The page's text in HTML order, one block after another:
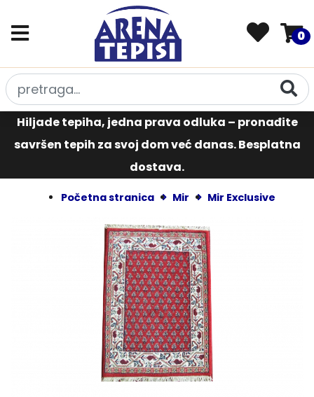
0
Hiljade tepiha, jedna prava odluka – pronađite
savršen tepih za svoj dom već danas. Besplatna
dostava.
Početna stranica Mir Mir Exclusive